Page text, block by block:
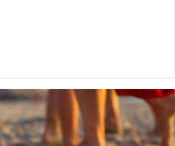
تفسير
رؤية
الجثث
في